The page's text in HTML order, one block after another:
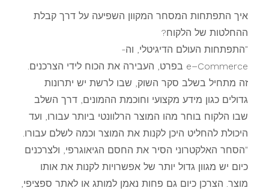
איך התפתחות המסחר המקוון השפיעה על דרך קבלת
ההחלטות של הלקוח?
"התפתחות העולם הדיגיטלי, וה-
e–Commerce בפרט, העבירה את הכוח לידי הצרכנים.
זה מתחיל בשלב סקר השוק, שבו לרשת יש יתרונות
גדולים כגון מידע מקצועי וחוכמת ההמונים, דרך השלב
שבו הלקוח בוחר מהו המוצר הרלוונטי ביותר עבורו, ועד
היכולת להחליט היכן לקנות את המוצר וכמה לשלם עבורו.
"הסחר האלקטרוני הסיר את החסם הגיאוגרפי, ולצרכנים
כיום יש מגוון גדול יותר של אפשרויות לקנות את אותו
מוצר. הצרכן כיום גם פחות נאמן למותג או לאתר ספציפי,